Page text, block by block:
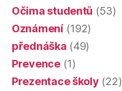
Očima studentů (53)
Oznámení(192)
přednáška (49)
Prevence(1)
Prezentace školy (22)